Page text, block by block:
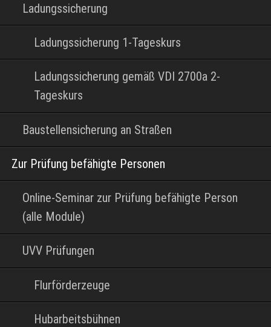
Ladungssicherung
Ladungssicherung 1-Tageskurs
Ladungssicherung gemäß VDI 2700a 2-
Tageskurs
Baustellensicherung an Straßen
Zur Prüfung befähigte Personen
Online-Seminar zur Prüfung befähigte Person
(alle Module)
UVV Prüfungen
Flurförderzeuge
Hubarbeitsbühnen